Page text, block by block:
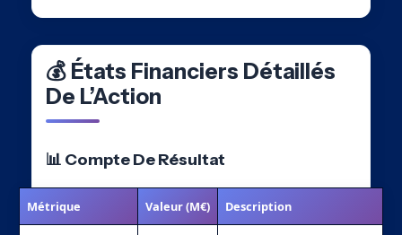
💰 États Financiers Détaillés
De L’Action
📊 Compte De Résultat
Métrique Valeur (M€) Description